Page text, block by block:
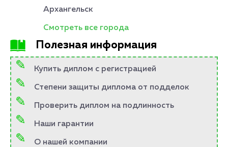
Архангельск
Смотреть все города
Полезная информация
Купить диплом с регистрацией
Степени защиты диплома от подделок
Проверить диплом на подлинность
Наши гарантии
О нашей компании